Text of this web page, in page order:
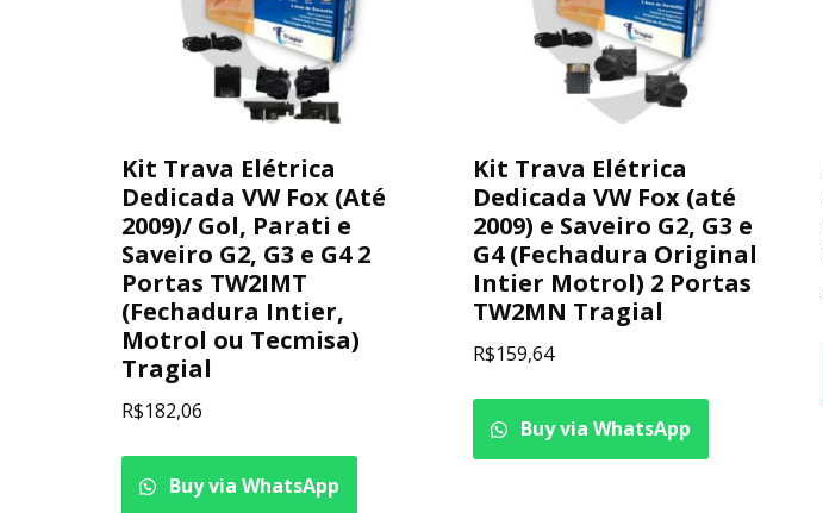
Kit Trava Elétrica
Dedicada VW Fox (Até
2009)/ Gol, Parati e
Saveiro G2, G3 e G4 2
Portas TW2IMT
(Fechadura Intier,
Motrol ou Tecmisa)
Tragial
R$182,06
Buy via WhatsApp
Kit Trava Elétrica
Dedicada VW Fox (até
2009) e Saveiro G2, G3 e
G4 (Fechadura Original
Intier Motrol) 2 Portas
TW2MN Tragial
R$159,64
Buy via WhatsApp